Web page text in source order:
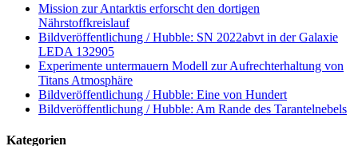
Mission zur Antarktis erforscht den dortigen
Nährstoffkreislauf
Bildveröffentlichung / Hubble: SN 2022abvt in der Galaxie
LEDA 132905
Experimente untermauern Modell zur Aufrechterhaltung von
Titans Atmosphäre
Bildveröffentlichung / Hubble: Eine von Hundert
Bildveröffentlichung / Hubble: Am Rande des Tarantelnebels
Kategorien